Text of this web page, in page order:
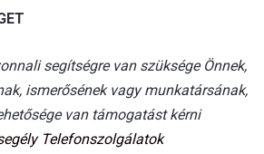
segítségre van szüksége Önnek,
ismerősének vagy munkatársának,
van támogatást kérni
Telefonszolgálatok